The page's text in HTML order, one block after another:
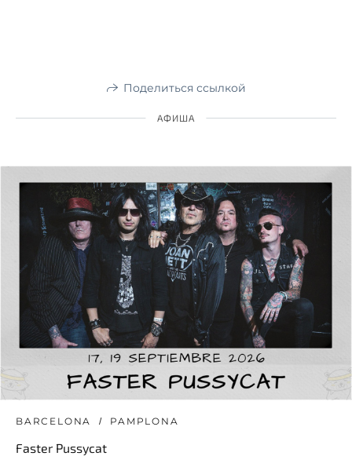
Поделиться ссылкой
АФИША
BARCELONA PAMPLONA
Faster Pussycat